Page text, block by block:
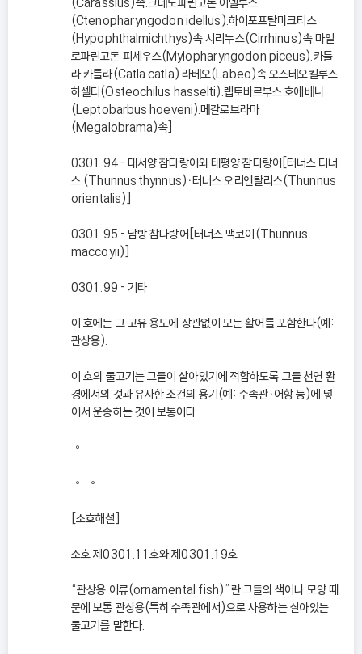
(Ctenopharyngodon idellus).하이포프탈미크티스
(Hypophthalmichthys)속.시리누스(Cirrhinus)속.마일
로파린고돈 피세우스(Mylopharyngodon piceus).카틀
라 카틀라(Catla catla).라베오(Labeo)속.오스테오킬루스
하셀티(Osteochilus hasselti).렙토바르부스 호에베니
(Leptobarbus hoeveni).메갈로브라마
(Megalobrama)속]
0301.94 - 대서양 참다랑어와 태평양 참다랑어[터너스 티너
스 (Thunnus thynnus)ㆍ터너스 오리엔탈리스(Thunnus
orientalis)]
0301.95 - 남방 참다랑어[터너스 맥코이(Thunnus
maccoyii)]
0301.99 - 기타
이 호에는 그 고유 용도에 상관없이 모든 활어를 포함한다(예:
관상용).
이 호의 물고기는 그들이 살아있기에 적합하도록 그들 천연 환
경에서의 것과 유사한 조건의 용기(예: 수족관ㆍ어항 등)에 넣
어서 운송하는 것이 보통이다.
◦
◦ ◦
[소호해설]
소호 제0301.11호와 제0301.19호
“관상용 어류(ornamental fish)”란 그들의 색이나 모양 때
문에 보통 관상용(특히 수족관에서)으로 사용하는 살아있는
물고기를 말한다.